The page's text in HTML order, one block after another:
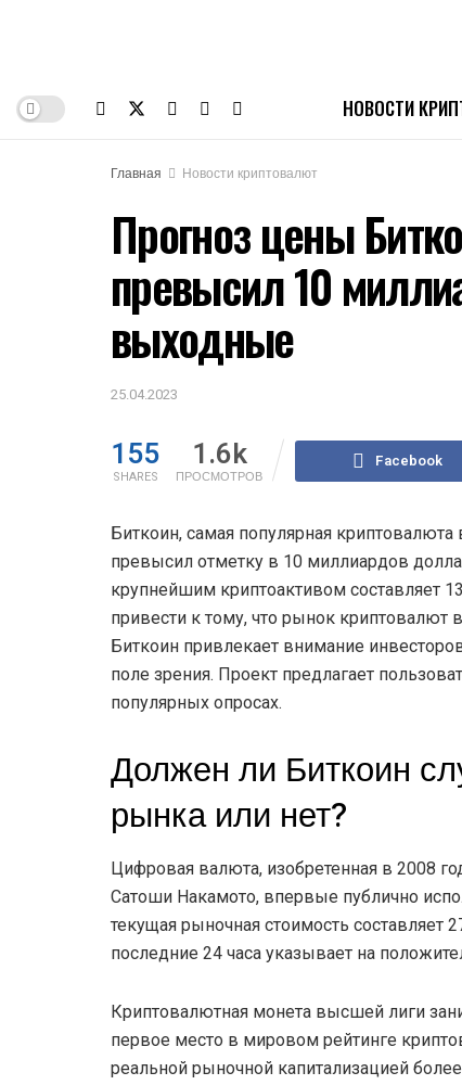
НОВОСТИ
Главная
Новости криптовалют
Прогноз цены
превысил 10
выходные
25.04.2023
155
SHARES
1.6k
ПРОСМОТРОВ
Facebook
Биткоин, самая популярная
превысил отметку в 10 миллиардов
крупнейшим криптоактивом составляет
привести к тому, что рынок
Биткоин привлекает внимание
поле зрения. Проект предлагает
популярных опросах.
Должен ли Биткоин
рынка или нет?
Цифровая валюта, изобретенная в 2008
Сатоши Накамото, впервые публично
текущая рыночная стоимость составляет
последние 24 часа указывает на
Криптовалютная монета высшей лиги
первое место в мировом рейтинге
реальной рыночной капитализацией